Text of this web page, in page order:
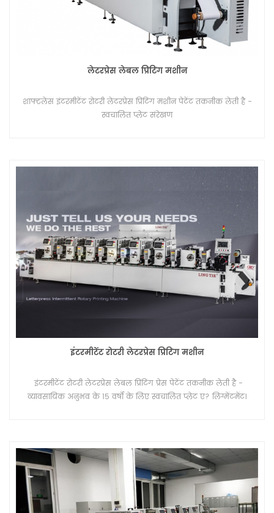
लेटरप्रेस लेबल प्रिंटिंग मशीन
शाफ्टलेस इंटरमीटेंट रोटरी लेटरप्रेस प्रिंटिंग मशीन पेटेंट तकनीक लेती है -
स्वचालित प्लेट संरेखण
इंटरमीटेंट रोटरी लेटरप्रेस प्रिंटिंग मशीन
इंटरमीटेंट रोटरी लेटरप्रेस लेबल प्रिंटिंग प्रेस पेटेंट तकनीक लेती है -
व्यावसायिक अनुभव के 15 वर्षों के लिए स्वचालित प्लेट ए? लिग्मेंटमेंट।